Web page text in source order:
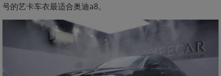
号的艺卡车衣最适合奥迪a8。